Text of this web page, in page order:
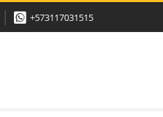
+573117031515